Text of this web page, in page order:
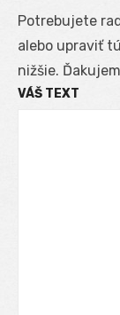
Potrebujete
alebo upraviť
nižšie.
VÁŠ TEXT